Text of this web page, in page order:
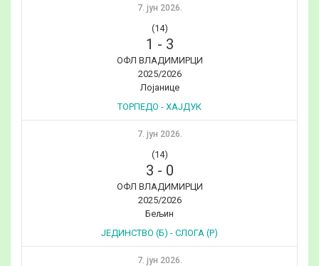
7. јун 2026.
(14)
1 - 3
ОФЛ ВЛАДИМИРЦИ
2025/2026
Лојанице
ТОРПЕДО - ХАЈДУК
7. јун 2026.
(14)
3 - 0
ОФЛ ВЛАДИМИРЦИ
2025/2026
Бељин
ЈЕДИНСТВО (Б) - СЛОГА (Р)
7. јун 2026.